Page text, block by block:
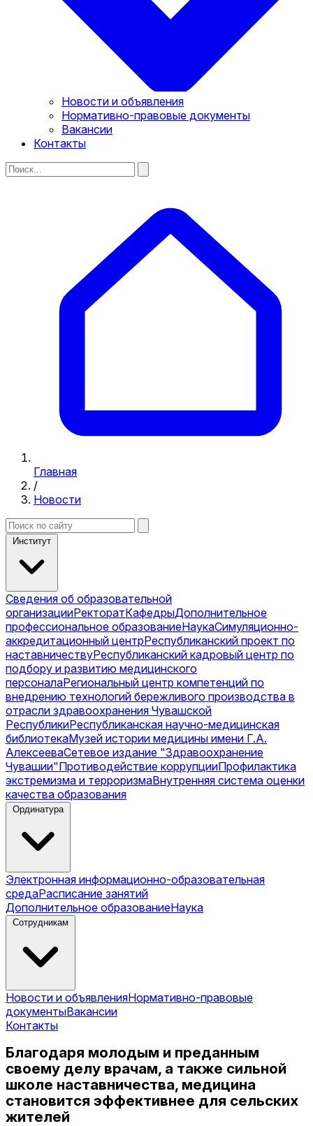
Новости и объявления
Нормативно-правовые документы
Вакансии
Контакты
Главная
/
Новости
Институт
Сведения об образовательной
организацииРекторатКафедрыДополнительное
профессиональное образованиеНаукаСимуляционно-
аккредитационный центрРеспубликанский проект по
наставничествуРеспубликанский кадровый центр по
подбору и развитию медицинского
персоналаРегиональный центр компетенций по
внедрению технологий бережливого производства в
отрасли здравоохранения Чувашской
РеспубликиРеспубликанская научно-медицинская
библиотекаМузей истории медицины имени Г.А.
АлексееваСетевое издание "Здравоохранение
Чувашии"Противодействие коррупцииПрофилактика
экстремизма и терроризмаВнутренняя система оценки
качества образования
Ординатура
Электронная информационно-образовательная
средаРасписание занятий
Дополнительное образованиеНаука
Сотрудникам
Новости и объявленияНормативно-правовые
документыВакансии
Контакты
Благодаря молодым и преданным
своему делу врачам, а также сильной
школе наставничества, медицина
становится эффективнее для сельских
жителей